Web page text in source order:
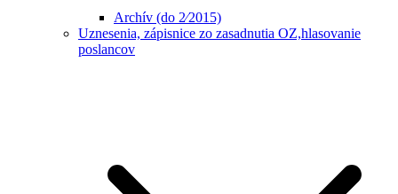
Archív (do 2⁄2015)
Uznesenia, zápisnice zo zasadnutia OZ,hlasovanie
poslancov